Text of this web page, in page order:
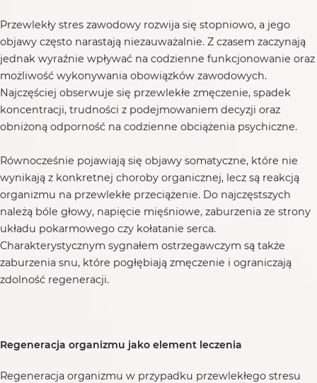
Przewlekły stres zawodowy rozwija się stopniowo, a jego
objawy często narastają niezauważalnie. Z czasem zaczynają
jednak wyraźnie wpływać na codzienne funkcjonowanie oraz
możliwość wykonywania obowiązków zawodowych.
Najczęściej obserwuje się przewlekłe zmęczenie, spadek
koncentracji, trudności z podejmowaniem decyzji oraz
obniżoną odporność na codzienne obciążenia psychiczne.
Równocześnie pojawiają się objawy somatyczne, które nie
wynikają z konkretnej choroby organicznej, lecz są reakcją
organizmu na przewlekłe przeciążenie. Do najczęstszych
należą bóle głowy, napięcie mięśniowe, zaburzenia ze strony
układu pokarmowego czy kołatanie serca.
Charakterystycznym sygnałem ostrzegawczym są także
zaburzenia snu, które pogłębiają zmęczenie i ograniczają
zdolność regeneracji.
Regeneracja organizmu jako element leczenia
Regeneracja organizmu w przypadku przewlekłego stresu